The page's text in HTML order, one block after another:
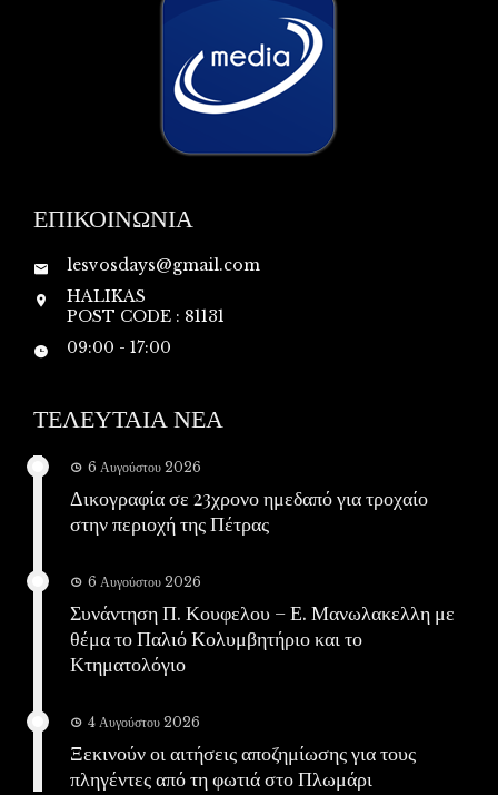
ΕΠΙΚΟΙΝΩΝΙΑ
lesvosdays@gmail.com
HALIKAS
POST CODE : 81131
09:00 - 17:00
ΤΕΛΕΥΤΑΙΑ ΝΕΑ
6 Αυγούστου 2026
Δικογραφία σε 23χρονο ημεδαπό για τροχαίο
στην περιοχή της Πέτρας
6 Αυγούστου 2026
Συνάντηση Π. Κουφελου – Ε. Μανωλακελλη με
θέμα το Παλιό Κολυμβητήριο και το
Κτηματολόγιο
4 Αυγούστου 2026
Ξεκινούν οι αιτήσεις αποζημίωσης για τους
πληγέντες από τη φωτιά στο Πλωμάρι